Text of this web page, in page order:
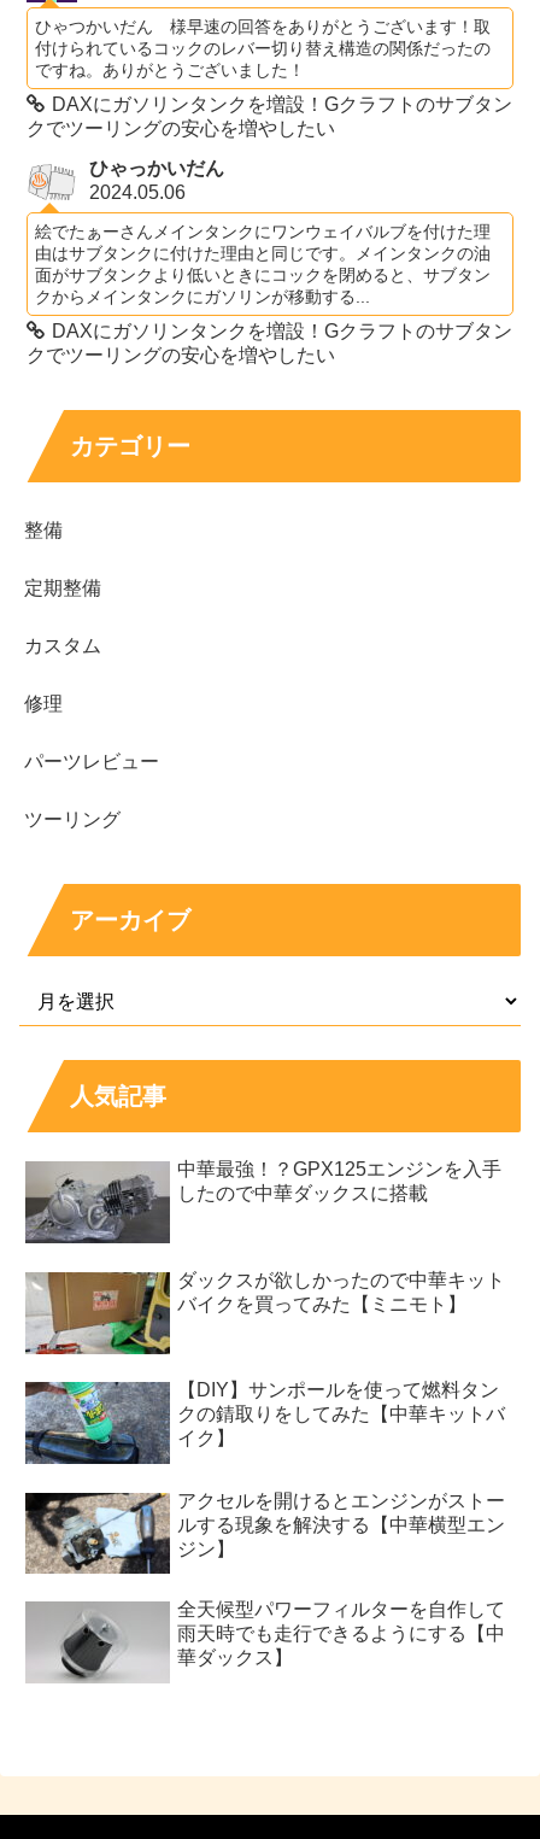
ひゃつかいだん 様早速の回答をありがとうございます！取
付けられているコックのレバー切り替え構造の関係だったの
ですね。ありがとうございました！
DAXにガソリンタンクを増設！Gクラフトのサブタン
クでツーリングの安心を増やしたい
ひゃっかいだん
2024.05.06
絵でたぁーさんメインタンクにワンウェイバルブを付けた理
由はサブタンクに付けた理由と同じです。メインタンクの油
面がサブタンクより低いときにコックを閉めると、サブタン
クからメインタンクにガソリンが移動する...
DAXにガソリンタンクを増設！Gクラフトのサブタン
クでツーリングの安心を増やしたい
カテゴリー
整備
定期整備
カスタム
修理
パーツレビュー
ツーリング
アーカイブ
人気記事
中華最強！？GPX125エンジンを入手
したので中華ダックスに搭載
ダックスが欲しかったので中華キット
バイクを買ってみた【ミニモト】
【DIY】サンポールを使って燃料タン
クの錆取りをしてみた【中華キットバ
イク】
アクセルを開けるとエンジンがストー
ルする現象を解決する【中華横型エン
ジン】
全天候型パワーフィルターを自作して
雨天時でも走行できるようにする【中
華ダックス】